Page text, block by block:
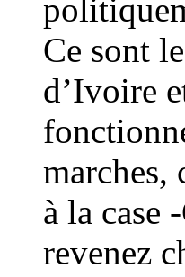
Ce sont
d’Ivoire
marches,
à la case
revenez